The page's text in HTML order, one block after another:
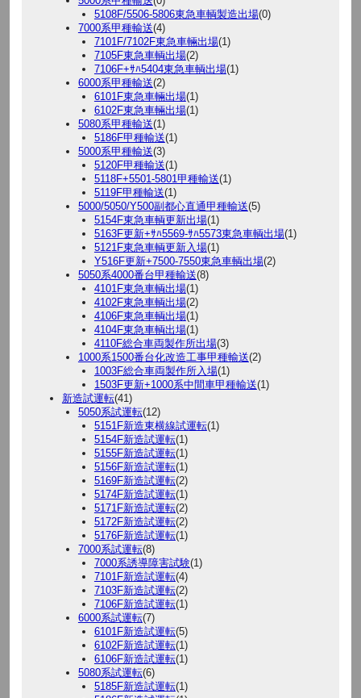
5108F/5506-5806東急車輌製造出場(0)
7000系甲種輸送(4)
7101F/7102F東急車輛出場(1)
7105F東急車輌出場(2)
7106F+ｻﾊ5404東急車輌出場(1)
6000系甲種輸送(2)
6101F東急車輛出場(1)
6102F東急車輛出場(1)
5080系甲種輸送(1)
5186F甲種輸送(1)
5000系甲種輸送(3)
5120F甲種輸送(1)
5118F+5501-5801甲種輸送(1)
5119F甲種輸送(1)
5000/5050/Y500副都心直通甲種輸送(5)
5154F東急車輌更新出場(1)
5163F更新+ｻﾊ5569-ｻﾊ5573東急車輌出場(1)
5121F東急車輌更新入場(1)
Y516F更新+7500-7550東急車輌出場(2)
5050系4000番台甲種輸送(8)
4101F東急車輌出場(1)
4102F東急車輌出場(2)
4106F東急車輌出場(1)
4104F東急車輌出場(1)
4110F総合車両製作所出場(3)
1000系1500番台化改造工事甲種輸送(2)
1003F総合車両製作所入場(1)
1503F更新+1000系中間車甲種輸送(1)
新造試運転(41)
5050系試運転(12)
5151F新造東横線試運転(1)
5154F新造試運転(1)
5155F新造試運転(1)
5156F新造試運転(1)
5169F新造試運転(2)
5174F新造試運転(1)
5171F新造試運転(2)
5172F新造試運転(2)
5176F新造試運転(1)
7000系試運転(8)
7000系誘導障害試験(1)
7101F新造試運転(4)
7103F新造試運転(2)
7106F新造試運転(1)
6000系試運転(7)
6101F新造試運転(5)
6102F新造試運転(1)
6106F新造試運転(1)
5080系試運転(6)
5185F新造試運転(1)